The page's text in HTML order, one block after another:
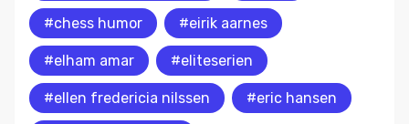
#chess humor #eirik aarnes
#elham amar #eliteserien
#ellen fredericia nilssen #eric hansen